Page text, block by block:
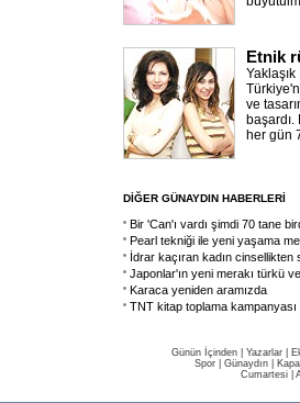
Etnik
ve
her gün
DİĞER GÜNAYDIN HABERLERİ
Bir 'Can'ı vardı şimdi 70 tane
Pearl tekniği ile yeni yaşama
İdrar kaçıran kadın cinsellikten
Japonlar'ın yeni merakı türkü
Karaca yeniden aramızda
TNT kitap toplama kampanyası
Günün İçinden Yazarlar
Spor
Günaydın
Cumartesi|